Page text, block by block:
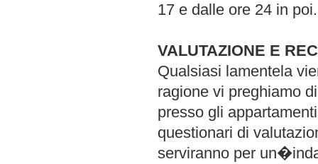
17 e dalle ore 24 in poi.
VALUTAZIONE E
Qualsiasi lamentela
ragione vi preghiamo
presso gli
questionari di
serviranno per